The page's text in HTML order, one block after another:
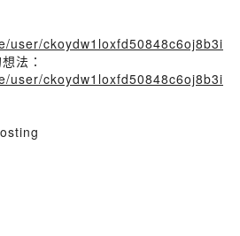
user/ckoydw1loxfd50848c6oj8b3i
法：
user/ckoydw1loxfd50848c6oj8b3i